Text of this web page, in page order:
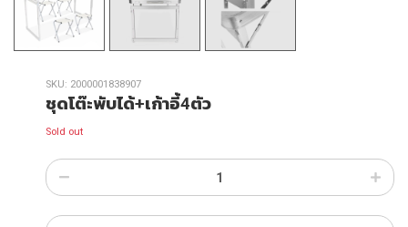
SKU: 2000001838907
ชุดโต๊ะพับได้+เก้าอี้4ตัว
Sold out